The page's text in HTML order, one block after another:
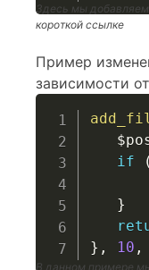
Здесь мы
короткой ссылке
Пример
зависимости
if
(
}
} , 10 ,
В данном примере